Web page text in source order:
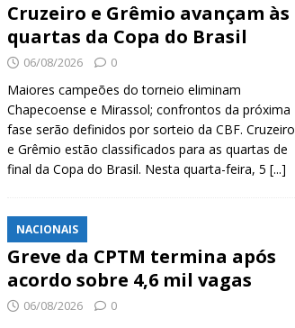
Cruzeiro e Grêmio avançam às
quartas da Copa do Brasil
06/08/2026 0
Maiores campeões do torneio eliminam
Chapecoense e Mirassol; confrontos da próxima
fase serão definidos por sorteio da CBF. Cruzeiro
e Grêmio estão classificados para as quartas de
final da Copa do Brasil. Nesta quarta-feira, 5 [...]
NACIONAIS
Greve da CPTM termina após
acordo sobre 4,6 mil vagas
06/08/2026 0